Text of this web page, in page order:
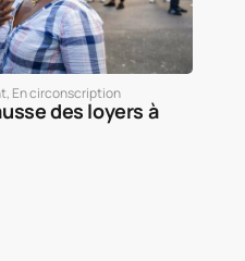
, En circonscription
des loyers à